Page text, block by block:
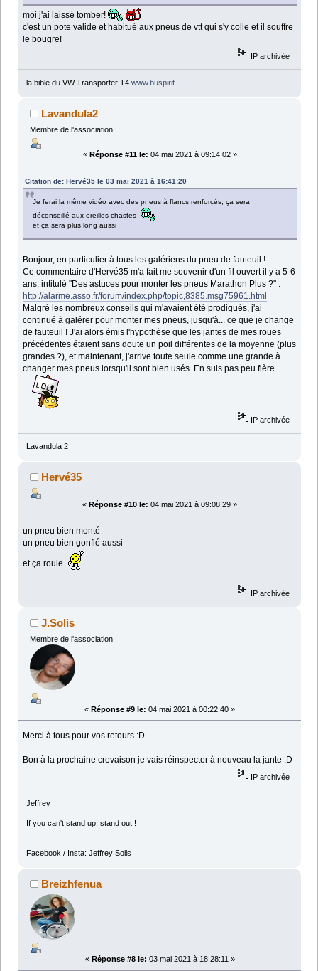
moi j'ai laissé tomber!
c'est un pote valide et habitué aux pneus de vtt qui s'y colle et il souffre
le bougre!
IP archivée
la bible du VW Transporter T4 www.buspirit.
Lavandula2
Membre de l'association
« Réponse #11 le: 04 mai 2021 à 09:14:02 »
Citation de: Hervé35 le 03 mai 2021 à 16:41:20
Je ferai la même vidéo avec des pneus à flancs renforcés, ça sera
déconseillé aux oreilles chastes
et ça sera plus long aussi
Bonjour, en particulier à tous les galériens du pneu de fauteuil !
Ce commentaire d'Hervé35 m'a fait me souvenir d'un fil ouvert il y a 5-6
ans, intitulé "Des astuces pour monter les pneus Marathon Plus ?" :
http://alarme.asso.fr/forum/index.php/topic,8385.msg75961.html
Malgré les nombreux conseils qui m'avaient été prodigués, j'ai
continué à galérer pour monter mes pneus, jusqu'à... ce que je change
de fauteuil ! J'ai alors émis l'hypothèse que les jantes de mes roues
précédentes étaient sans doute un poil différentes de la moyenne (plus
grandes ?), et maintenant, j'arrive toute seule comme une grande à
changer mes pneus lorsqu'il sont bien usés. En suis pas peu fière
.
IP archivée
Lavandula 2
Hervé35
« Réponse #10 le: 04 mai 2021 à 09:08:29 »
un pneu bien monté
un pneu bien gonflé aussi
et ça roule
IP archivée
J.Solis
Membre de l'association
« Réponse #9 le: 04 mai 2021 à 00:22:40 »
Merci à tous pour vos retours :D
Bon à la prochaine crevaison je vais réinspecter à nouveau la jante :D
IP archivée
Jeffrey
If you can't stand up, stand out !
Facebook / Insta: Jeffrey Solis
Breizhfenua
« Réponse #8 le: 03 mai 2021 à 18:28:11 »